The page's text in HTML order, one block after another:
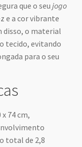
que o seu jogo
e a cor vibrante
disso, o material
tecido, evitando
para o seu
74 cm,
total de 2,8